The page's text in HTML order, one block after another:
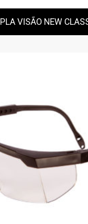
VISÃO NEW